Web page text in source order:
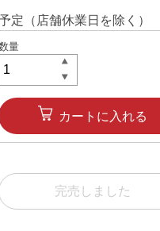
定（店舗休業日を除く）
カートに入れる
完売しました